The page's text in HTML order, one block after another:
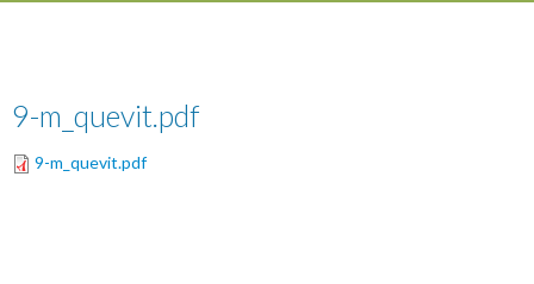
9-m_quevit.pdf
9-m_quevit.pdf